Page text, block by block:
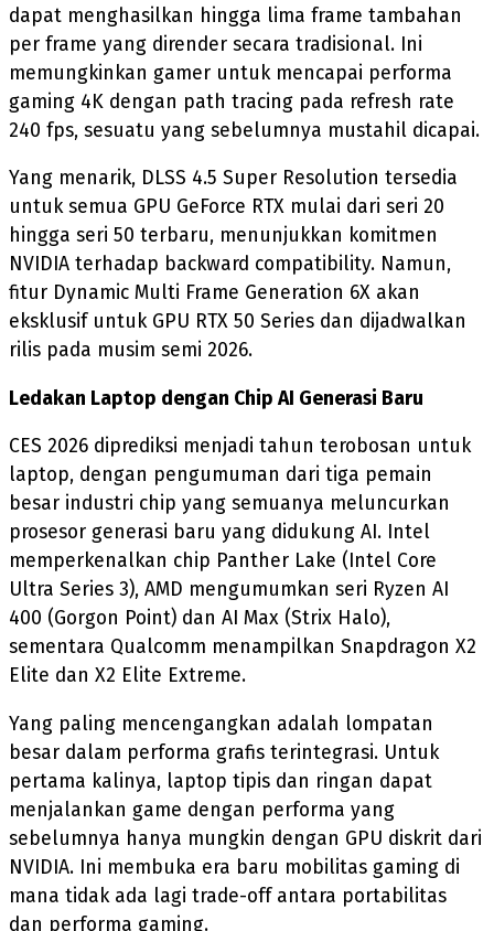
dapat menghasilkan hingga lima frame tambahan
per frame yang dirender secara tradisional. Ini
memungkinkan gamer untuk mencapai performa
gaming 4K dengan path tracing pada refresh rate
240 fps, sesuatu yang sebelumnya mustahil dicapai.
Yang menarik, DLSS 4.5 Super Resolution tersedia
untuk semua GPU GeForce RTX mulai dari seri 20
hingga seri 50 terbaru, menunjukkan komitmen
NVIDIA terhadap backward compatibility. Namun,
fitur Dynamic Multi Frame Generation 6X akan
eksklusif untuk GPU RTX 50 Series dan dijadwalkan
rilis pada musim semi 2026.
Ledakan Laptop dengan Chip AI Generasi Baru
CES 2026 diprediksi menjadi tahun terobosan untuk
laptop, dengan pengumuman dari tiga pemain
besar industri chip yang semuanya meluncurkan
prosesor generasi baru yang didukung AI. Intel
memperkenalkan chip Panther Lake (Intel Core
Ultra Series 3), AMD mengumumkan seri Ryzen AI
400 (Gorgon Point) dan AI Max (Strix Halo),
sementara Qualcomm menampilkan Snapdragon X2
Elite dan X2 Elite Extreme.
Yang paling mencengangkan adalah lompatan
besar dalam performa grafis terintegrasi. Untuk
pertama kalinya, laptop tipis dan ringan dapat
menjalankan game dengan performa yang
sebelumnya hanya mungkin dengan GPU diskrit dari
NVIDIA. Ini membuka era baru mobilitas gaming di
mana tidak ada lagi trade-off antara portabilitas
dan performa gaming.